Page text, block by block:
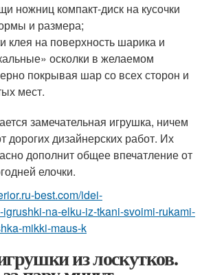
ножниц компакт-диск на кусочки
и размера;
клея на поверхность шарика и
осколки в желаемом
покрывая шар со всех сторон и
мест.
замечательная игрушка, ничем
дорогих дизайнерских работ. Их
дополнит общее впечатление от
елочки.
best.com/idei-
na-elku-iz-tkani-svoimi-rukami-
mikki-maus-k
из лоскутков.